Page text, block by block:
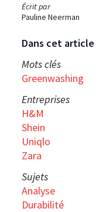
Écrit par
Pauline Neerman
Dans cet article
Mots clés
Greenwashing
Entreprises
H&M
Shein
Uniqlo
Zara
Sujets
Analyse
Durabilité